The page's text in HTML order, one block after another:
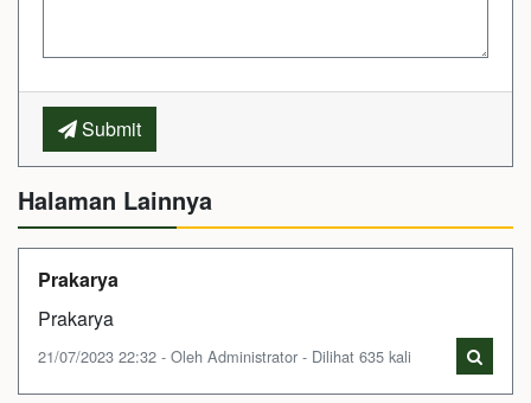
Submit
Halaman Lainnya
Prakarya
Prakarya
21/07/2023 22:32 - Oleh Administrator - Dilihat 635 kali